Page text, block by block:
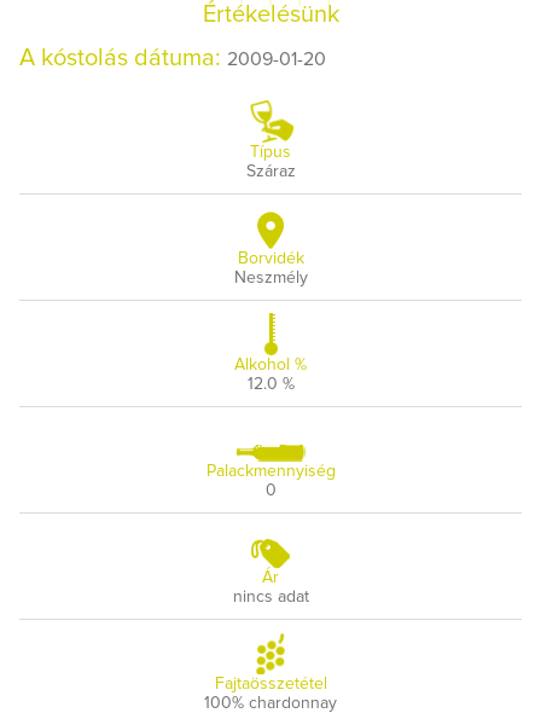
Értékelésünk
A kóstolás dátuma: 2009-01-20
Típus
Száraz
Borvidék
Neszmély
Alkohol %
12.0 %
Palackmennyiség
0
Ár
nincs adat
Fajtaösszetétel
100% chardonnay